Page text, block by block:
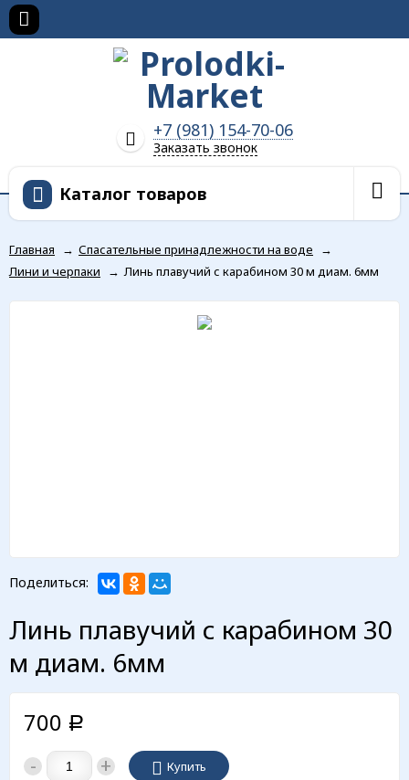
+7 (981) 154-70-06
Заказать звонок
Каталог товаров
Главная → Спасательные принадлежности на воде
→
Лини и черпаки
→ Линь плавучий с карабином 30 м диам. 6мм
Поделиться:
Линь плавучий с карабином 30
м диам. 6мм
700 Р
- + Купить